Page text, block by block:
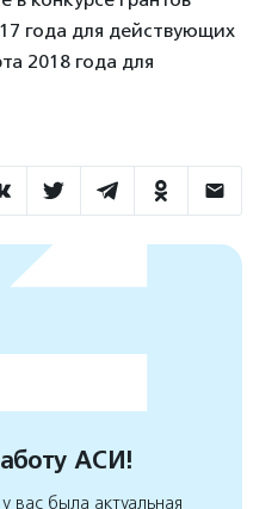
года для действующих
2018 года для
АСИ!
была актуальная